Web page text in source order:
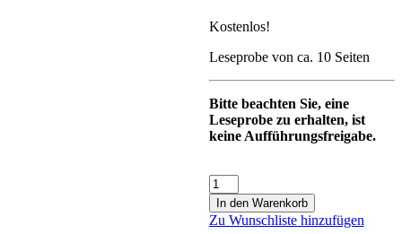
Kostenlos!
Leseprobe von ca. 10 Seiten
Bitte beachten Sie, eine
Leseprobe zu erhalten, ist
keine Aufführungsfreigabe.
In den Warenkorb
Zu Wunschliste hinzufügen